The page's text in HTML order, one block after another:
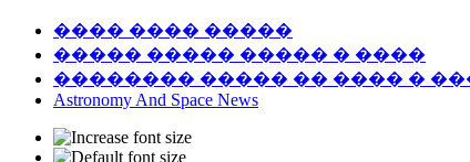
���� ���� �����
����� ����� ����� � ����
�������� ����� �� ���� �
Astronomy And Space News